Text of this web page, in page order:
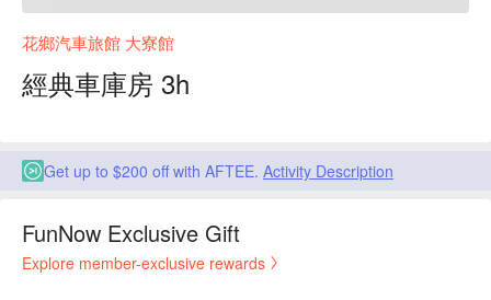
花鄉汽車旅館 大寮館
經典車庫房 3h
Get up to $200 off with AFTEE. Activity Description
FunNow Exclusive Gift
Explore member-exclusive rewards